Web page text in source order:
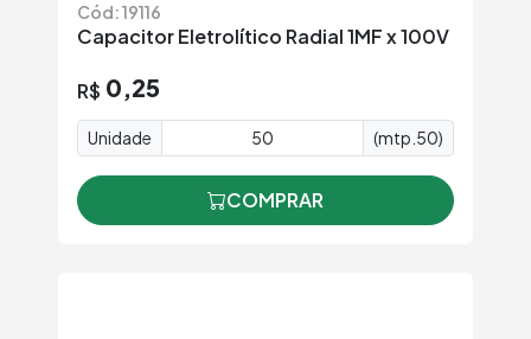
Cód: 19116
Capacitor Eletrolítico Radial 1MF x 100V
R$ 0,25
Unidade (mtp.50)
COMPRAR